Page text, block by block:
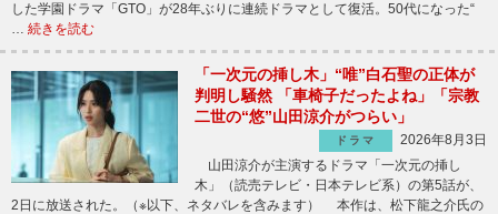
した学園ドラマ「GTO」が28年ぶりに連続ドラマとして復活。50代になった“
… 続きを読む
「一次元の挿し木」“唯”白石聖の正体が
判明し騒然 「車椅子だったよね」「宗教
二世の“悠”山田涼介がつらい」
ドラマ
2026年8月3日
山田涼介が主演するドラマ「一次元の挿し
木」（読売テレビ・日本テレビ系）の第5話が、
2日に放送された。（※以下、ネタバレを含みます） 本作は、松下龍之介氏の